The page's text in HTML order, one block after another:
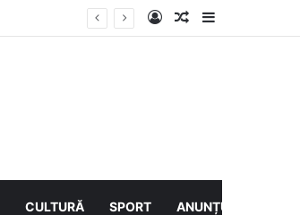
Log InArticol aleatoriu
Sidebar
CULTURĂ SPORT ANUNȚURI